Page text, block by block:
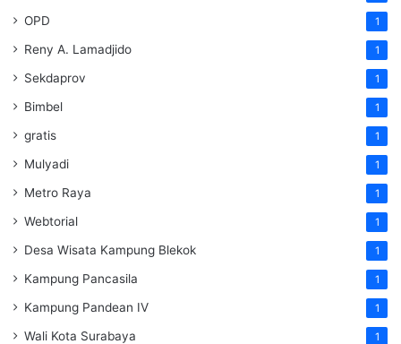
OPD 1
Reny A. Lamadjido 1
Sekdaprov 1
Bimbel 1
gratis 1
Mulyadi 1
Metro Raya 1
Webtorial 1
Desa Wisata Kampung Blekok 1
Kampung Pancasila 1
Kampung Pandean IV 1
Wali Kota Surabaya 1